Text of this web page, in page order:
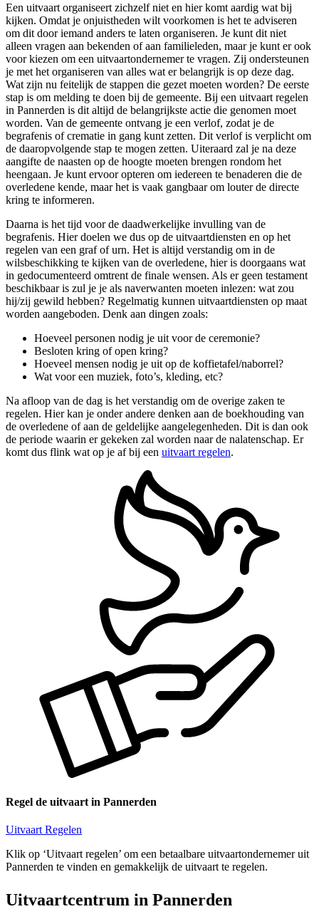
Een uitvaart organiseert zichzelf niet en hier komt aardig wat bij
kijken. Omdat je onjuistheden wilt voorkomen is het te adviseren
om dit door iemand anders te laten organiseren. Je kunt dit niet
alleen vragen aan bekenden of aan familieleden, maar je kunt er ook
voor kiezen om een uitvaartondernemer te vragen. Zij ondersteunen
je met het organiseren van alles wat er belangrijk is op deze dag.
Wat zijn nu feitelijk de stappen die gezet moeten worden? De eerste
stap is om melding te doen bij de gemeente. Bij een uitvaart regelen
in Pannerden is dit altijd de belangrijkste actie die genomen moet
worden. Van de gemeente ontvang je een verlof, zodat je de
begrafenis of crematie in gang kunt zetten. Dit verlof is verplicht om
de daaropvolgende stap te mogen zetten. Uiteraard zal je na deze
aangifte de naasten op de hoogte moeten brengen rondom het
heengaan. Je kunt ervoor opteren om iedereen te benaderen die de
overledene kende, maar het is vaak gangbaar om louter de directe
kring te informeren.
Daarna is het tijd voor de daadwerkelijke invulling van de
begrafenis. Hier doelen we dus op de uitvaartdiensten en op het
regelen van een graf of urn. Het is altijd verstandig om in de
wilsbeschikking te kijken van de overledene, hier is doorgaans wat
in gedocumenteerd omtrent de finale wensen. Als er geen testament
beschikbaar is zul je je als naverwanten moeten inlezen: wat zou
hij/zij gewild hebben? Regelmatig kunnen uitvaartdiensten op maat
worden aangeboden. Denk aan dingen zoals:
Hoeveel personen nodig je uit voor de ceremonie?
Besloten kring of open kring?
Hoeveel mensen nodig je uit op de koffietafel/naborrel?
Wat voor een muziek, foto’s, kleding, etc?
Na afloop van de dag is het verstandig om de overige zaken te
regelen. Hier kan je onder andere denken aan de boekhouding van
de overledene of aan de geldelijke aangelegenheden. Dit is dan ook
de periode waarin er gekeken zal worden naar de nalatenschap. Er
komt dus flink wat op je af bij een uitvaart regelen.
Regel de uitvaart in Pannerden
Uitvaart Regelen
Klik op ‘Uitvaart regelen’ om een betaalbare uitvaartondernemer uit
Pannerden te vinden en gemakkelijk de uitvaart te regelen.
Uitvaartcentrum in Pannerden